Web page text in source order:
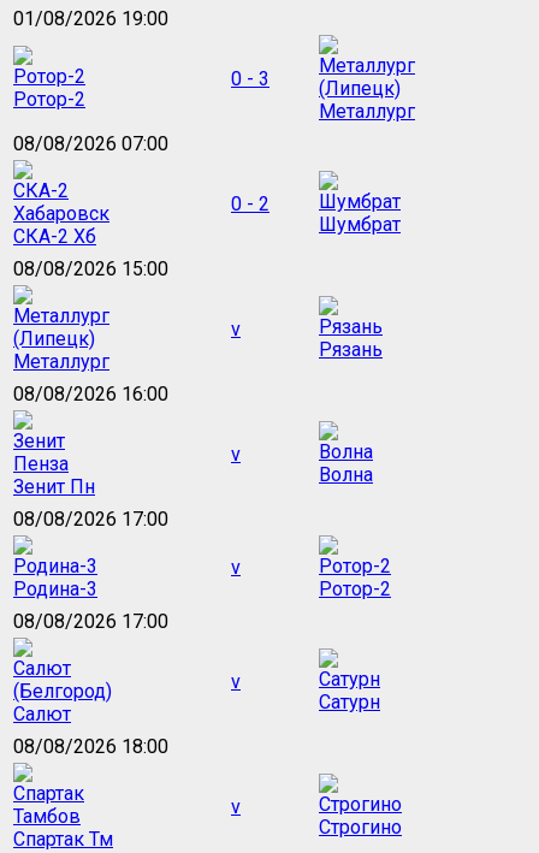
01/08/2026 19:00
Ротор-2
0 - 3
Металлург
08/08/2026 07:00
СКА-2 Хб
0 - 2
Шумбрат
08/08/2026 15:00
Металлург
v
Рязань
08/08/2026 16:00
Зенит Пн
v
Волна
08/08/2026 17:00
Родина-3
v
Ротор-2
08/08/2026 17:00
Салют
v
Сатурн
08/08/2026 18:00
Спартак Тм
v
Строгино